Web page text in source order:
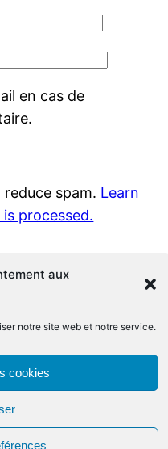
aux
notre site web et notre service.
cookies
en cas de
spam. Learn
processed.